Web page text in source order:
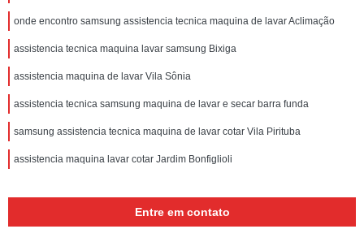
onde encontro samsung assistencia tecnica maquina de lavar Aclimação
assistencia tecnica maquina lavar samsung Bixiga
assistencia maquina de lavar Vila Sônia
assistencia tecnica samsung maquina de lavar e secar barra funda
samsung assistencia tecnica maquina de lavar cotar Vila Pirituba
assistencia maquina lavar cotar Jardim Bonfiglioli
Entre em contato